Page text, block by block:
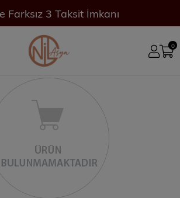
Farksız 3 Taksit İmkanı
0